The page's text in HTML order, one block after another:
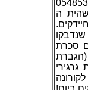
בשם רבקה שרגל )טל': 0548538564
ה
סכרת
נעורים) שהטלפון שלהם : 0533111203 ושל הבעל 0583211915 (הגברת